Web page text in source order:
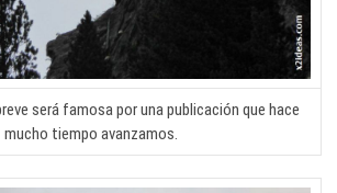
será famosa por una publicación que hace
mucho tiempo avanzamos.